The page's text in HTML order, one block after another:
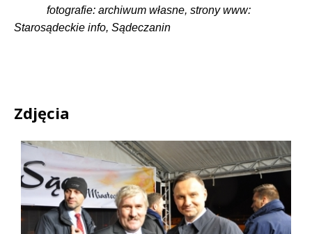
fotografie: archiwum własne, strony www:
Starosądeckie info, Sądeczanin
Zdjęcia